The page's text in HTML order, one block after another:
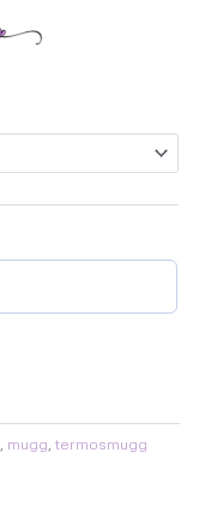
, mugg,termosmugg